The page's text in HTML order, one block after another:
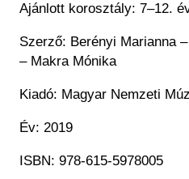
Ajánlott korosztály: 7–12.
Szerző: Berényi Marianna
– Makra Mónika
Kiadó: Magyar Nemzeti
Év: 2019
ISBN: 978-615-5978005